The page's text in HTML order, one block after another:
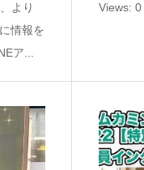
より
情報を
ア...
Views: 0